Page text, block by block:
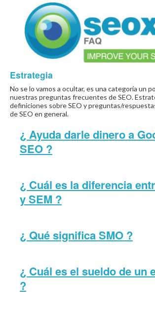
Estrategia
No se lo vamos a ocultar, es una categoría un
nuestras preguntas frecuentes de SEO.
definiciones sobre SEO y preguntas/
de SEO en general.
¿ Ayuda darle dinero a
SEO ?
¿ Cuál es la diferencia
y SEM ?
¿ Qué significa SMO ?
¿ Cuál es el sueldo de un
?